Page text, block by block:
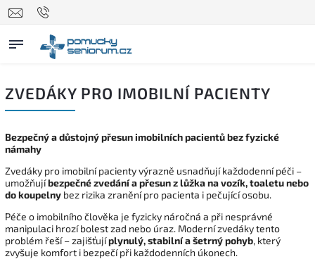
ZVEDÁKY PRO IMOBILNÍ PACIENTY
Bezpečný a důstojný přesun imobilních pacientů bez fyzické
námahy
Zvedáky pro imobilní pacienty výrazně usnadňují každodenní péči –
umožňujíbezpečné zvedání a přesun z lůžka na vozík, toaletu nebo
do koupelny bez rizika zranění pro pacienta i pečující osobu.
Péče o imobilního člověka je fyzicky náročná a při nesprávné
manipulaci hrozí bolest zad nebo úraz. Moderní zvedáky tento
problém řeší – zajišťujíplynulý, stabilní a šetrný pohyb, který
zvyšuje komfort i bezpečí při každodenních úkonech.